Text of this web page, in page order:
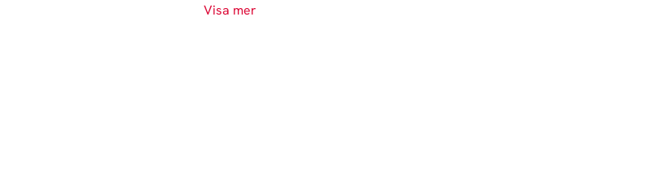
Visa mer